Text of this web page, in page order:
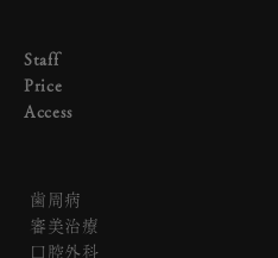
Staff
Price
Access
歯周病
審美治療
口腔外科